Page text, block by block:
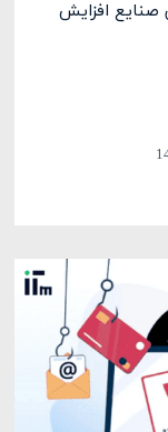
84٪هدف اصلی صنایع افزایش